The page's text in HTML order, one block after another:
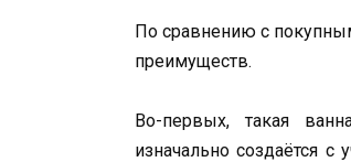
По сравнению с
преимуществ.
Во-первых, такая
изначально создаётся